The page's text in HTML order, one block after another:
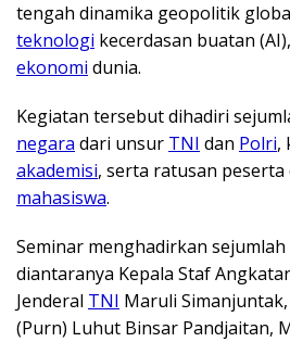
tengah dinamika geopolitik
teknologi kecerdasan buatan
ekonomi dunia.
Kegiatan tersebut dihadiri
negara dari unsur TNI dan Polri,
akademisi, serta ratusan peserta
mahasiswa.
Seminar menghadirkan sejumlah
diantaranya Kepala Staf
Jenderal TNI Maruli Simanjuntak,
(Purn) Luhut Binsar Pandjaitan,